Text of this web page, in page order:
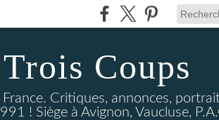
Coups
Critiques, annonces,
! Siège à Avignon, Vaucluse,